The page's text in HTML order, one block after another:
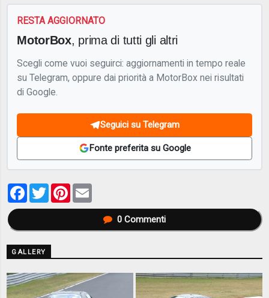
RESTA AGGIORNATO
MotorBox, prima di tutti gli altri
Scegli come vuoi seguirci: aggiornamenti in tempo reale
su Telegram, oppure dai priorità a MotorBox nei risultati
di Google.
Seguici su Telegram
Fonte preferita su Google
Facebook
TwitterPinterest
0Commenti
GALLERY